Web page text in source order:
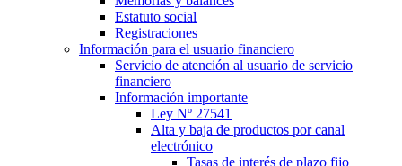
Estatuto social
Registraciones
Información para el usuario financiero
Servicio de atención al usuario de servicio
financiero
Información importante
Ley Nº 27541
Alta y baja de productos por canal
electrónico
Tasas de interés de plazo fijo